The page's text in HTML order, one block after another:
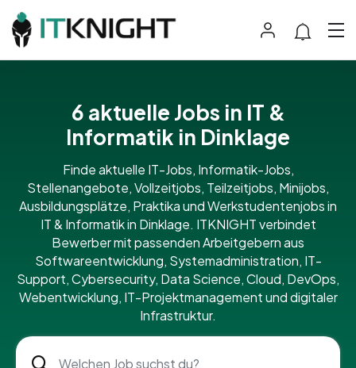
6 aktuelle Jobs in IT &
Informatik in Dinklage
Finde aktuelle IT-Jobs, Informatik-Jobs,
Stellenangebote, Vollzeitjobs, Teilzeitjobs, Minijobs,
Ausbildungsplätze, Praktika und Werkstudentenjobs in
IT & Informatik in Dinklage. ITKNIGHT verbindet
Bewerber mit passenden Arbeitgebern aus
Softwareentwicklung, Systemadministration, IT-
Support, Cybersecurity, Data Science, Cloud, DevOps,
Webentwicklung, IT-Projektmanagement und digitaler
Infrastruktur.